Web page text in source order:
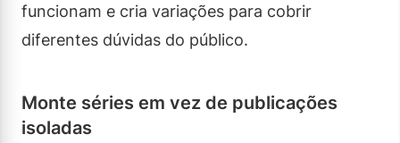
funcionam e cria variações para cobrir
diferentes dúvidas do público.
Monte séries em vez de publicações
isoladas